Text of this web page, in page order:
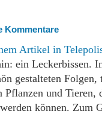
Kommentare
Artikel in
ein Leckerbissen.
gestalteten Folgen,
Pflanzen und Tieren,
können. Zum